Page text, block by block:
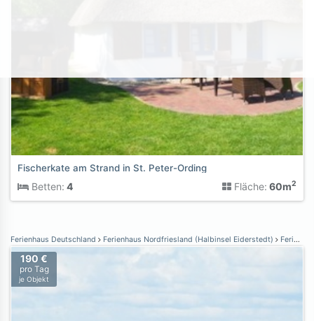
Fischerkate am Strand in St. Peter-Ording
Betten: 4 Fläche: 60m2
Ferienhaus Deutschland Ferienhaus Nordfriesland (Halbinsel Eiderstedt) Ferienhaus St. Peter-Ording
190 €
pro Tag
je Objekt